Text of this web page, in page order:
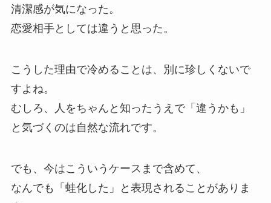
清潔感が気になった。
恋愛相手としては違うと思った。
こうした理由で冷めることは、別に珍しくないで
すよね。
むしろ、人をちゃんと知ったうえで「違うかも」
と気づくのは自然な流れです。
でも、今はこういうケースまで含めて、
なんでも「蛙化した」と表現されることがありま